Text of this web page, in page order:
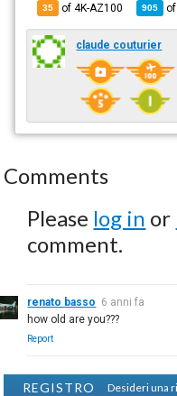
35 of 4K-AZ100 905
claude couturier
Comments
Please log in or
comment.
renato basso 6 anni fa
how old are you???
Report
REGISTRO
Desideri una